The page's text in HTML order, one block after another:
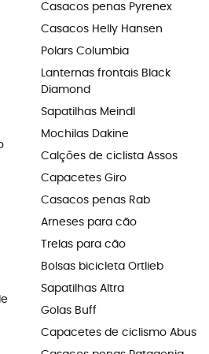
Casacos penas Pyrenex
Casacos Helly Hansen
Polars Columbia
Lanternas frontais Black
Diamond
Sapatilhas Meindl
Mochilas Dakine
Calções de ciclista Assos
Capacetes Giro
Casacos penas Rab
Arneses para cão
Trelas para cão
Bolsas bicicleta Ortlieb
Sapatilhas Altra
Golas Buff
Capacetes de ciclismo Abus